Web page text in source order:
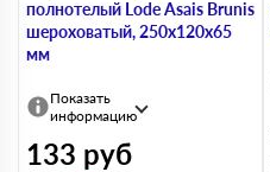
полнотелый Lode Asais Brunis
шероховатый, 250х120х65
мм
Показать
информацию
133 руб